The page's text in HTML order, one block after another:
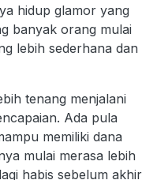
hidup glamor yang
banyak orang mulai
lebih sederhana dan
tenang menjalani
Ada pula
memiliki dana
mulai merasa lebih
habis sebelum akhir